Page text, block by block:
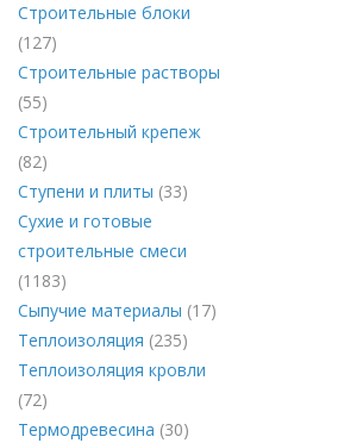
Строительные блоки
(127)
Строительные растворы
(55)
Строительный крепеж
(82)
Ступени и плиты (33)
Сухие и готовые
строительные смеси
(1183)
Сыпучие материалы (17)
Теплоизоляция (235)
Теплоизоляция кровли
(72)
Термодревесина (30)